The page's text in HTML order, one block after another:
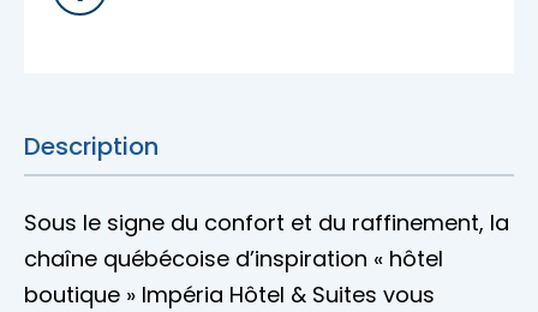
Description
Sous le signe du confort et du raffinement, la
chaîne québécoise d’inspiration « hôtel
boutique » Impéria Hôtel & Suites vous